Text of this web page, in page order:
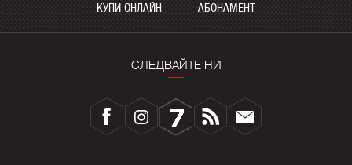
КУПИ ОНЛАЙН АБОНАМЕНТ
СЛЕДВАЙТЕ НИ